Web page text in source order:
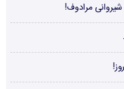
مرادوف!